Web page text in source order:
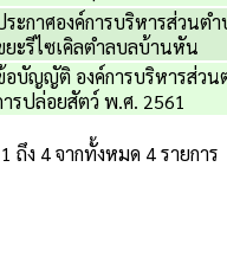
ระกาศองค์การบริหารส่วนต
ยะรีไซเคิลตำลบลบ้านหัน
อบัญญัติ องค์การบริหารส่วน
ารปล่อยสัตว์ พ.ศ. 2561
ถึง 4 จากทั้งหมด 4 รายการ